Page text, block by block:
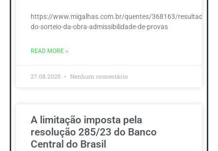
https://www.migalhas.com.br/quentes/368163/resultado-
do-sorteio-da-obra-admissibilidade-de-provas
READ MORE »
27.08.2025 Nenhum comentário
A limitação imposta pela
resolução 285/23 do Banco
Central do Brasil